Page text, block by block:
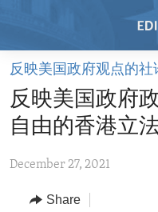
Skip
main
content
to
Navigation
HOME
VIDEO
REGIONS
AFRICA
TOPICS
反映美国政府观点的社
反映美国政府
自由的香港立
December 27, 2021
Share